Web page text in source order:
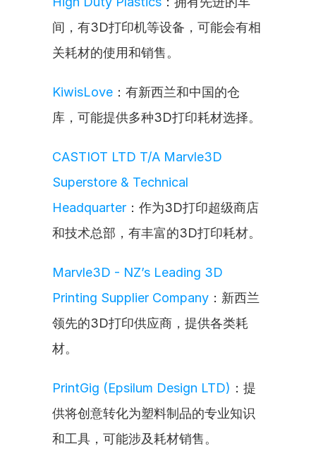
间，有3D打印机等设备，可能会有相
关耗材的使用和销售。
KiwisLove ：有新西兰和中国的仓
库，可能提供多种3D打印耗材选择。
CASTIOT LTD T/A Marvle3D
Superstore & Technical
Headquarter ：作为3D打印超级商店
和技术总部，有丰富的3D打印耗材。
Marvle3D - NZ’s Leading 3D
Printing Supplier Company ：新西兰
领先的3D打印供应商，提供各类耗
材。
PrintGig (Epsilum Design LTD) ：提
供将创意转化为塑料制品的专业知识
和工具，可能涉及耗材销售。